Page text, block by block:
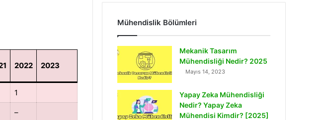
2022 2023
1
–
Mühendislik Bölümleri
Mekanik Tasarım
Mühendisliği Nedir? 2025
Mayıs 14, 2023
Yapay Zeka Mühendisliği
Nedir? Yapay Zeka
Mühendisi Kimdir? [2025]